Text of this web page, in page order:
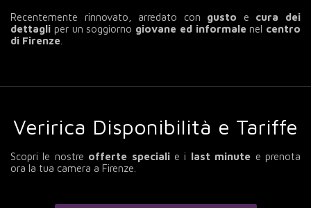
Recentemente rinnovato, arredato con gusto e cura dei
dettagli per un soggiorno giovane ed informalenel centro
di Firenze
Veririca Disponibilità e Tariffe
Scopri le nostre offerte specialie i last minute e prenota
ora la tua camera a Firenze.